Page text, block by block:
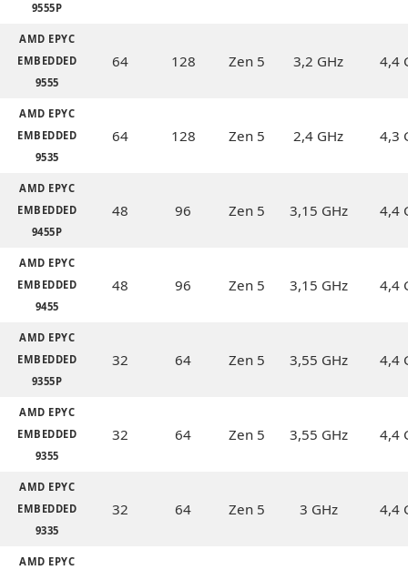
9555P
AMD EPYC
EMBEDDED
9555
64 128 Zen 5 3,2 GHz 4,4
AMD EPYC
EMBEDDED
9535
64 128 Zen 5 2,4 GHz 4,3
AMD EPYC
EMBEDDED
9455P
48 96 Zen 5 3,15 GHz 4,4
AMD EPYC
EMBEDDED
9455
48 96 Zen 5 3,15 GHz 4,4
AMD EPYC
EMBEDDED
9355P
32 64 Zen 5 3,55 GHz 4,4
AMD EPYC
EMBEDDED
9355
32 64 Zen 5 3,55 GHz 4,4
AMD EPYC
EMBEDDED
9335
32 64 Zen 5 3 GHz 4,4
AMD EPYC